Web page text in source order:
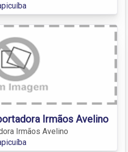
Irmãos Avelino
Irmãos Avelino